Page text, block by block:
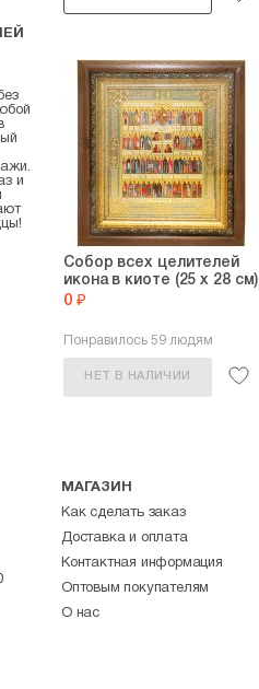
Собор всех целителей
икона в киоте (25 х 28 см)
0 ₽
Понравилось 59 людям
НЕТ В НАЛИЧИИ
и
МАГАЗИН
Как сделать заказ
Доставка и оплата
Контактная информация
Оптовым покупателям
О нас